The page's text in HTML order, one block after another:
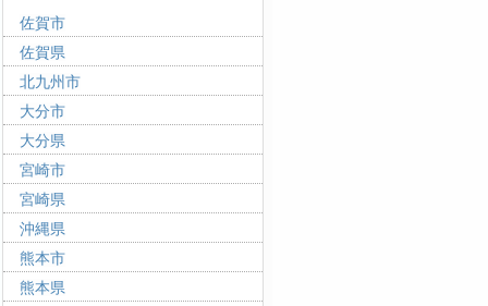
佐賀市
佐賀県
北九州市
大分市
大分県
宮崎市
宮崎県
沖縄県
熊本市
熊本県